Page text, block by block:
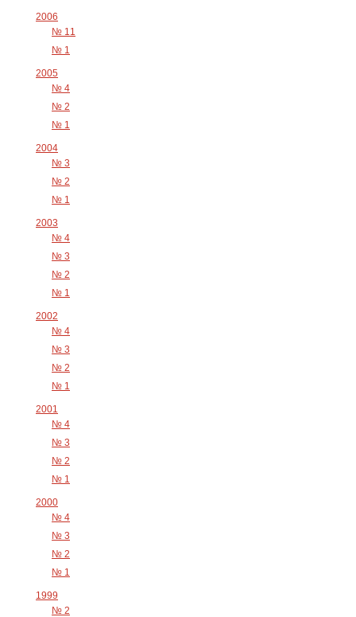
2006
№ 11
№ 1
2005
№ 4
№ 2
№ 1
2004
№ 3
№ 2
№ 1
2003
№ 4
№ 3
№ 2
№ 1
2002
№ 4
№ 3
№ 2
№ 1
2001
№ 4
№ 3
№ 2
№ 1
2000
№ 4
№ 3
№ 2
№ 1
1999
№ 2